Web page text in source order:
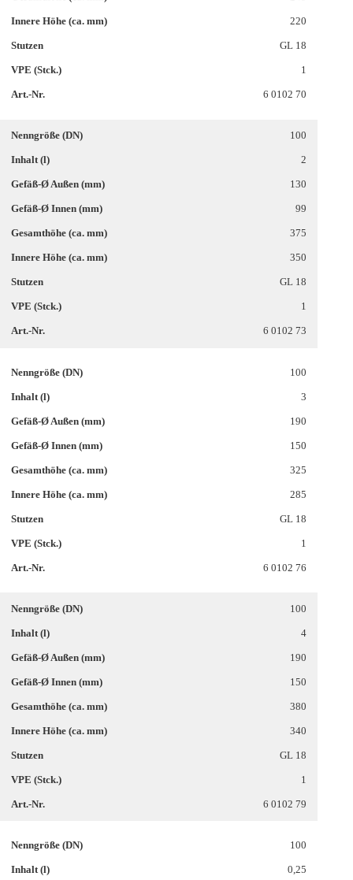
220
GL 18
1
6 0102 70
100
2
130
99
375
350
GL 18
1
6 0102 73
100
3
190
150
325
285
GL 18
1
6 0102 76
100
4
190
150
380
340
GL 18
1
6 0102 79
100
0,25